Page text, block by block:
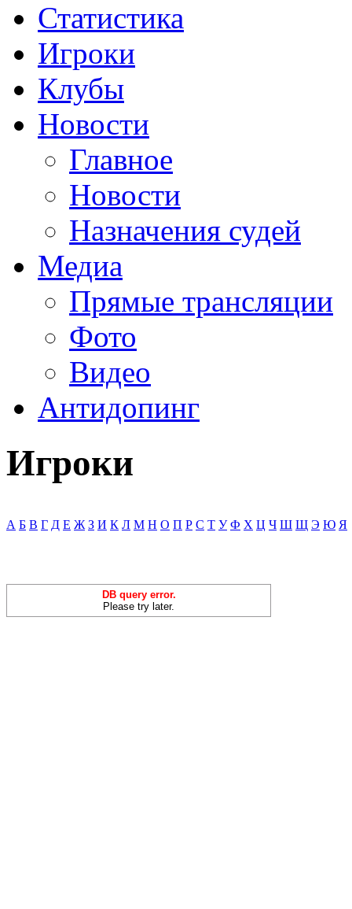
Статистика
Игроки
Клубы
Новости
Главное
Новости
Назначения судей
Медиа
Прямые трансляции
Фото
Видео
Антидопинг
Игроки
А Б В Г Д Е Ж З И К Л М Н О П Р С Т У Ф Х Ц Ч Ш Щ Э Ю Я
DB query error.
Please try later.